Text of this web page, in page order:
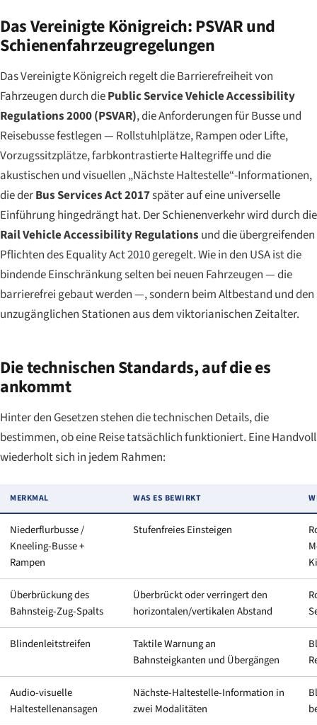
Das Vereinigte Königreich: PSVAR und
Schienenfahrzeugregelungen
Das Vereinigte Königreich regelt die Barrierefreiheit von
Fahrzeugen durch diePublic Service Vehicle Accessibility
Regulations 2000 (PSVAR), die Anforderungen für Busse und
Reisebusse festlegen — Rollstuhlplätze, Rampen oder Lifte,
Vorzugssitzplätze, farbkontrastierte Haltegriffe und die
akustischen und visuellen „Nächste Haltestelle“-Informationen,
die derBus Services Act 2017später auf eine universelle
Einführung hingedrängt hat. Der Schienenverkehr wird durch die
Rail Vehicle Accessibility Regulations und die übergreifenden
Pflichten des Equality Act 2010 geregelt. Wie in den USA ist die
bindende Einschränkung selten bei neuen Fahrzeugen — die
barrierefrei gebaut werden —, sondern beim Altbestand und den
unzugänglichen Stationen aus dem viktorianischen Zeitalter.
Die technischen Standards, auf die es
ankommt
Hinter den Gesetzen stehen die technischen Details, die
bestimmen, ob eine Reise tatsächlich funktioniert. Eine Handvoll
wiederholt sich in jedem Rahmen:
MERKMAL WAS ES BEWIRKT
Niederflurbusse /
Kneeling-Busse +
Rampen
Stufenfreies Einsteigen
Überbrückung des
Bahnsteig-Zug-Spalts
Überbrückt oder verringert den
horizontalen/vertikalen Abstand
Blindenleitstreifen
Taktile Warnung an
Bahnsteigkanten und Übergängen
Audio-visuelle
Haltestellenansagen
Nächste-Haltestelle-Information in
zwei Modalitäten